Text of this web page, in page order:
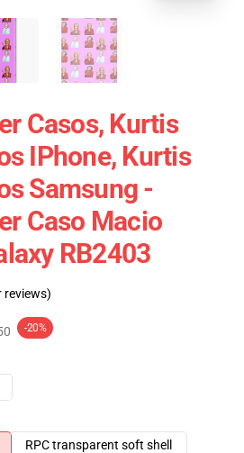
Casos, Kurtis
IPhone, Kurtis
Samsung -
Caso Macio
RB2403
reviews)
-20%
RPC transparent soft shell